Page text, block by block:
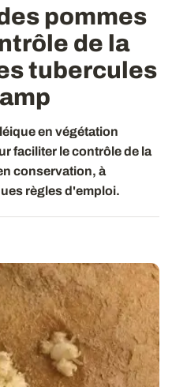
pommes
de la
tubercules
en végétation
faciliter le contrôle de la
conservation, à
règles d'emploi.